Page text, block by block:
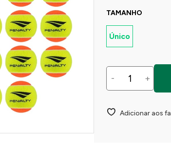
TAMANHO
Único
- +
Adicionar aos